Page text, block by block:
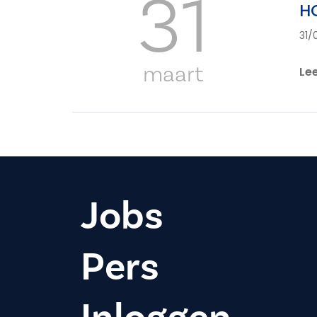
31
maart
31/
Jobs
Pers